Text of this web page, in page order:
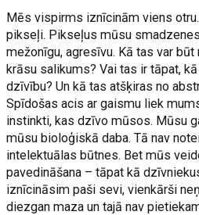
Mēs vispirms iznīcinām viens
pikseļi. Pikseļus mūsu
mežonīgu, agresīvu. Kā tas var
krāsu salikums? Vai tas ir tāpat,
dzīvību? Un kā tas atšķiras no
Spīdošas acis ar gaismu liek
instinkti, kas dzīvo mūsos. Mūsu
mūsu bioloģiskā daba. Tā nav
intelektuālas būtnes. Bet mūs
pavedināšana – tāpat kā
iznīcināsim paši sevi, vienkārši
diezgan maza un tajā nav